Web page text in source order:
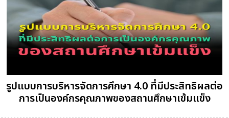
รูปแบบการบริหารจัดการศึกษา 4.0 ที่มีประสิทธิผลต่อ
การเป็นองค์กรคุณภาพของสถานศึกษาเข้มแข็ง